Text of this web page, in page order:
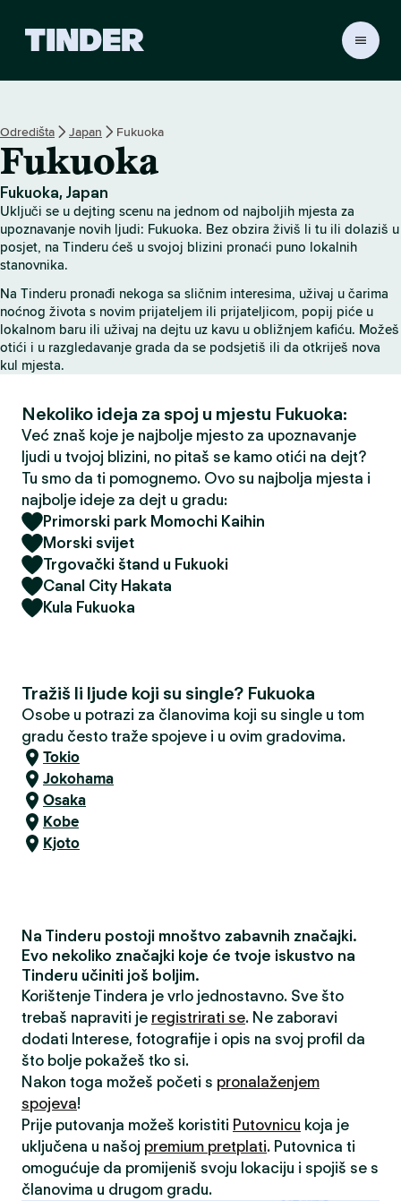
r
n
a
l
o
v
c
a
Odredišta Japan Fukuoka
Fukuoka
Fukuoka, Japan
Uključi se u dejting scenu na jednom od najboljih mjesta za
upoznavanje novih ljudi: Fukuoka. Bez obzira živiš li tu ili dolaziš u
posjet, na Tinderu ćeš u svojoj blizini pronaći puno lokalnih
stanovnika.
Na Tinderu pronađi nekoga sa sličnim interesima, uživaj u čarima
noćnog života s novim prijateljem ili prijateljicom, popij piće u
lokalnom baru ili uživaj na dejtu uz kavu u obližnjem kafiću. Možeš
otići i u razgledavanje grada da se podsjetiš ili da otkriješ nova
kul mjesta.
Nekoliko ideja za spoj u mjestu Fukuoka:
Već znaš koje je najbolje mjesto za upoznavanje
ljudi u tvojoj blizini, no pitaš se kamo otići na dejt?
Tu smo da ti pomognemo. Ovo su najbolja mjesta i
najbolje ideje za dejt u gradu:
Primorski park Momochi Kaihin
Morski svijet
Trgovački štand u Fukuoki
Canal City Hakata
Kula Fukuoka
Tražiš li ljude koji su single? Fukuoka
Osobe u potrazi za članovima koji su single u tom
gradu često traže spojeve i u ovim gradovima.
Tokio
Jokohama
Osaka
Kobe
Kjoto
Na Tinderu postoji mnoštvo zabavnih značajki.
Evo nekoliko značajki koje će tvoje iskustvo na
Tinderu učiniti još boljim.
Korištenje Tindera je vrlo jednostavno. Sve što
trebaš napraviti je registrirati se. Ne zaboravi
dodati Interese, fotografije i opis na svoj profil da
što bolje pokažeš tko si.
Nakon toga možeš početi s pronalaženjem
spojeva!
Prije putovanja možeš koristiti Putovnicu koja je
uključena u našoj premium pretplati. Putovnica ti
omogućuje da promijeniš svoju lokaciju i spojiš se s
članovima u drugom gradu.